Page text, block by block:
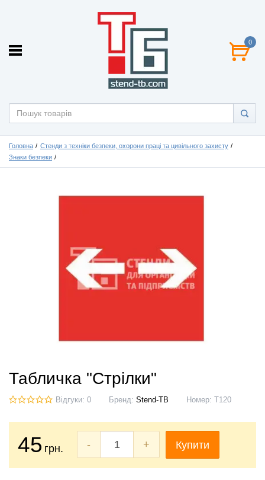
0
Головна
Стенди з техніки безпеки, охорони праці та цивільного захисту
Знаки безпеки
Табличка "Стрілки"
Відгуки: 0 Бренд: Stend-TB Номер: Т120
45 грн. - + Купити